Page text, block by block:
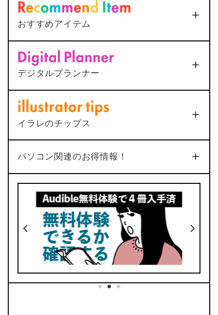
イルが.datになってしまう
<AutoCAD>マルチ引出線の
下線が最終行で二重になる原
<解決＞MacとMagic Keyboardで修飾キー
の設定がうまくいかない？
2022年7月7日
おすすめアイテム
総合
4
4
デジタルプランナー
動く手帳が使える
ここでしか買えない
イラレのチップス
No.33
パソコン関連のお得情報！